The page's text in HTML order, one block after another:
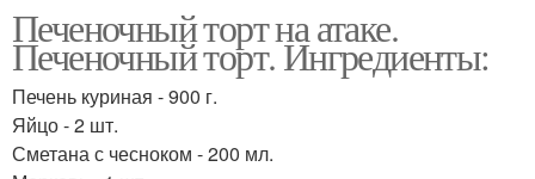
Печеночный торт на атаке.
Печеночный торт. Ингредиенты:
Печень куриная - 900 г.
Яйцо - 2 шт.
Сметана с чесноком - 200 мл.